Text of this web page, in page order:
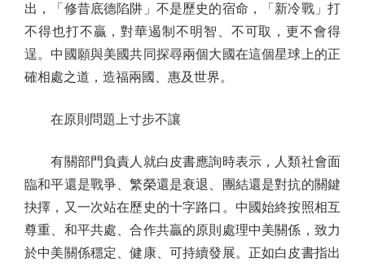
出，「修昔底德陷阱」不是歷史的宿命，「新冷戰」打
不得也打不贏，對華遏制不明智、不可取，更不會得
逞。中國願與美國共同探尋兩個大國在這個星球上的正
確相處之道，造福兩國、惠及世界。
在原則問題上寸步不讓
有關部門負責人就白皮書應詢時表示，人類社會面
臨和平還是戰爭、繁榮還是衰退、團結還是對抗的關鍵
抉擇，又一次站在歷史的十字路口。中國始終按照相互
尊重、和平共處、合作共贏的原則處理中美關係，致力
於中美關係穩定、健康、可持續發展。正如白皮書指出